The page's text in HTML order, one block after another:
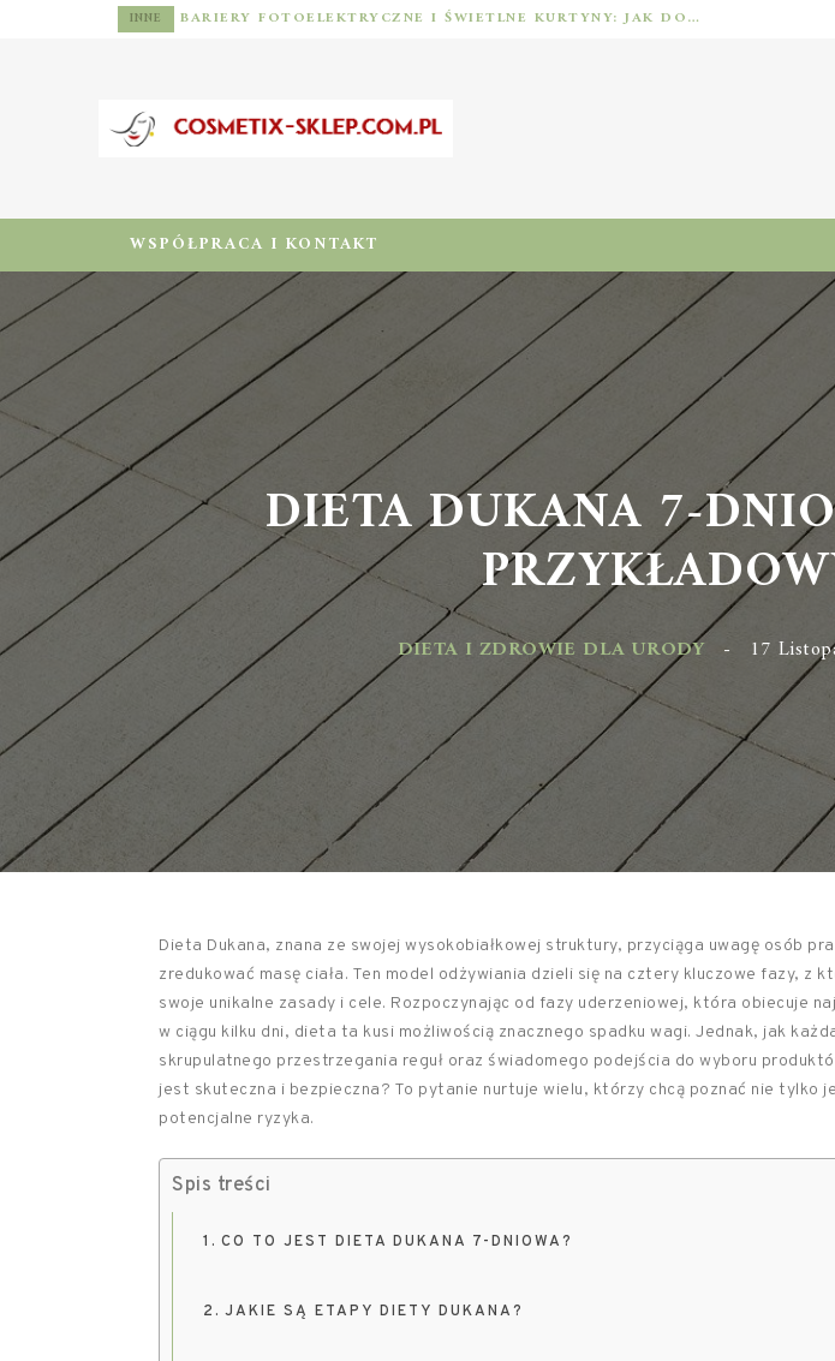
INNE BARIERY FOTOELEKTRYCZNE I ŚWIETLNE KURTYNY: JAK DOBRAĆ ROZWIĄZANIE DO BEZPIECZEŃSTWA FUNKCJONALNEGO (MUTING, BLANKING, TYP 2 I TYP 4)
WSPÓŁPRACA I KONTAKT
DIETA DUKANA 7-
DIETA I ZDROWIE DLA URODY - 17
Dieta Dukana, znana ze swojej wysokobiałkowej struktury, przyciąga uwagę osób
zredukować masę ciała. Ten model odżywiania dzieli się na cztery kluczowe fazy, z
swoje unikalne zasady i cele. Rozpoczynając od fazy uderzeniowej, która obiecuje
w ciągu kilku dni, dieta ta kusi możliwością znacznego spadku wagi. Jednak, jak
skrupulatnego przestrzegania reguł oraz świadomego podejścia do wyboru
jest skuteczna i bezpieczna? To pytanie nurtuje wielu, którzy chcą poznać nie tylko
potencjalne ryzyka.
Spis treści
CO TO JEST DIETA DUKANA 7-DNIOWA?
JAKIE SĄ ETAPY DIETY DUKANA?